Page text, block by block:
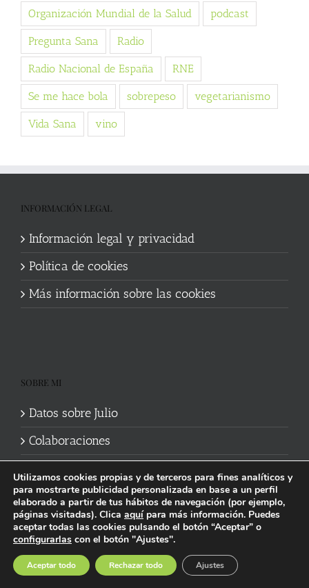
Organización Mundial de la Salud podcast
Pregunta Sana Radio
Radio Nacional de España RNE
Se me hace bola sobrepeso vegetarianismo
Vida Sana vino
INFORMACIÓN LEGAL
Información legal y privacidad
Política de cookies
Más información sobre las cookies
SOBRE MI
Datos sobre Julio
Colaboraciones
Política de cookies | Información legal y privacidad
| Web mantenida
porStudi7
Facebook YouTubeInstagramSpotify
Bluesky
social
Threads
Utilizamos cookies propias y de terceros para fines analíticos y
para mostrarte publicidad personalizada en base a un perfil
elaborado a partir de tus hábitos de navegación (por ejemplo,
páginas visitadas). Clica aquípara más información. Puedes
aceptar todas las cookies pulsando el botón “Aceptar” o
configurarlas con el botón "Ajustes".
Aceptar todo Rechazar todo Ajustes